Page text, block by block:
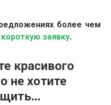
более чем
заявку.
красивого
не хотите